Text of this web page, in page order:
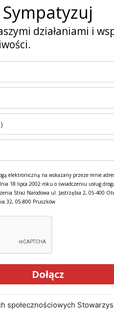
Sympatyzuj
działaniami i
elektroniczną na wskazany przeze mnie
18 lipca 2002 roku o świadczeniu usług
Straż Narodowa ul. Jastrzębia 2, 05-400
32, 05-800 Pruszków
Dołącz
społecznościowych